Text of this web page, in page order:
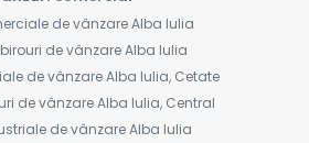
de vânzare Alba Iulia
de vânzare Alba Iulia
de vânzare Alba Iulia, Cetate
de vânzare Alba Iulia, Central
de vânzare Alba Iulia